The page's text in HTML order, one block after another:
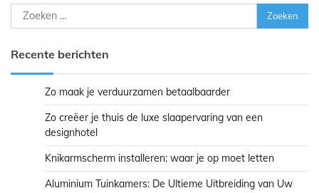
Zoeken
naar:
Recente berichten
Zo maak je verduurzamen betaalbaarder
Zo creëer je thuis de luxe slaapervaring van een
designhotel
Knikarmscherm installeren: waar je op moet letten
Aluminium Tuinkamers: De Ultieme Uitbreiding van Uw